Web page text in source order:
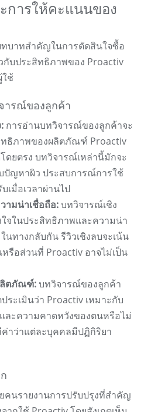
การให้คะแนนของ
บาทสำคัญในการตัดสินใจซื้อ
กับประสิทธิภาพของ Proactiv
ช้
ารณ์ของลูกค้า
การอ่านบทวิจารณ์ของลูกค้าจะ
ทธิภาพของผลิตภัณฑ์ Proactiv
ดยตรง บทวิจารณ์เหล่านี้มักจะ
ปัญหาผิว ประสบการณ์การใช้
เมื่อเวลาผ่านไป
ามน่าเชื่อถือ:บทวิจารณ์เชิง
ใจในประสิทธิภาพและความน่า
ทางกลับกัน รีวิวเชิงลบจะเน้น
รือส่วนที่ Proactiv อาจไม่เป็น
ลิตภัณฑ์:บทวิจารณ์ของลูกค้า
ะเมินว่า Proactiv เหมาะกับ
ละความคาดหวังของตนหรือไม่
าว่าแต่ละบุคคลมีปฏิกิริยา
คนรายงานการปรับปรุงที่สำคัญ